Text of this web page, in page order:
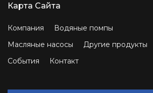
Карта Сайта
Компания
Водяные помпы
Масляные насосы
Другие продукты
События
Контакт